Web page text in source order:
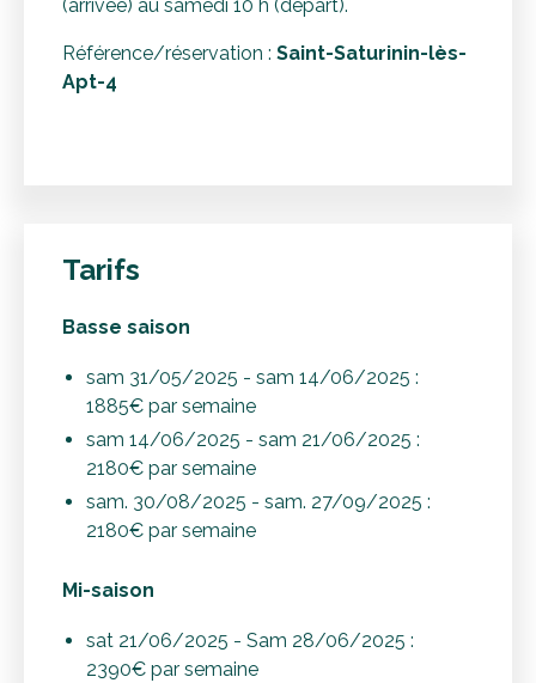
(arrivée) au samedi 10 h (départ).
Référence/réservation : Saint-Saturinin-lès-
Apt-4
Tarifs
Basse saison
sam 31/05/2025 - sam 14/06/2025 :
1885€ par semaine
sam 14/06/2025 - sam 21/06/2025 :
2180€ par semaine
sam. 30/08/2025 - sam. 27/09/2025 :
2180€ par semaine
Mi-saison
sat 21/06/2025 - Sam 28/06/2025 :
2390€ par semaine